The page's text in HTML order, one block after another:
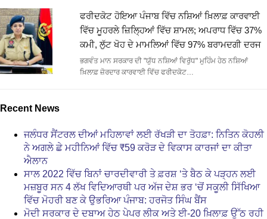
ਫਰੀਦਕੋਟ ਹੋਇਆ ਪੰਜਾਬ ਵਿੱਚ ਨਸ਼ਿਆਂ ਖ਼ਿਲਾਫ਼ ਕਾਰਵਾਈ
ਵਿੱਚ ਮੂਹਰਲੇ ਜ਼ਿਲ੍ਹਿਆਂ ਵਿੱਚ ਸ਼ਾਮਲ; ਅਪਰਾਧ ਵਿੱਚ 37%
ਕਮੀ, ਲੁੱਟ ਖੋਹ ਦੇ ਮਾਮਲਿਆਂ ਵਿੱਚ 97% ਬਰਾਮਦਗੀ ਦਰਜ
ਭਗਵੰਤ ਮਾਨ ਸਰਕਾਰ ਦੀ "ਯੁੱਧ ਨਸ਼ਿਆਂ ਵਿਰੁੱਧ" ਮੁਹਿੰਮ ਹੇਠ ਨਸ਼ਿਆਂ
ਖ਼ਿਲਾਫ਼ ਜ਼ੋਰਦਾਰ ਕਾਰਵਾਈ ਵਿੱਚ ਫਰੀਦਕੋਟ…
Recent News
ਜਲੰਧਰ ਸੈਂਟਰਲ ਦੀਆਂ ਮਹਿਲਾਵਾਂ ਲਈ ਰੱਖੜੀ ਦਾ ਤੋਹਫ਼ਾ: ਨਿਤਿਨ ਕੋਹਲੀ
ਨੇ ਅਗਲੇ ਛੇ ਮਹੀਨਿਆਂ ਵਿੱਚ ₹59 ਕਰੋੜ ਦੇ ਵਿਕਾਸ ਕਾਰਜਾਂ ਦਾ ਕੀਤਾ
ਐਲਾਨ
ਸਾਲ 2022 ਵਿੱਚ ਬਿਨਾਂ ਚਾਰਦੀਵਾਰੀ ਤੇ ਫ਼ਰਸ਼ ‘ਤੇ ਬੈਠ ਕੇ ਪੜ੍ਹਨ ਲਈ
ਮਜ਼ਬੂਰ ਸਨ 4 ਲੱਖ ਵਿਦਿਆਰਥੀ ਪਰ ਅੱਜ ਦੇਸ਼ ਭਰ ‘ਚੋਂ ਸਕੂਲੀ ਸਿੱਖਿਆ
ਵਿੱਚ ਮੋਹਰੀ ਬਣ ਕੇ ਉਭਰਿਆ ਪੰਜਾਬ: ਹਰਜੋਤ ਸਿੰਘ ਬੈਂਸ
ਮੋਦੀ ਸਰਕਾਰ ਦੇ ਦਬਾਅ ਹੇਠ ਪੇਪਰ ਲੀਕ ਅਤੇ ਈ-20 ਖ਼ਿਲਾਫ਼ ਉੱਠ ਰਹੀ